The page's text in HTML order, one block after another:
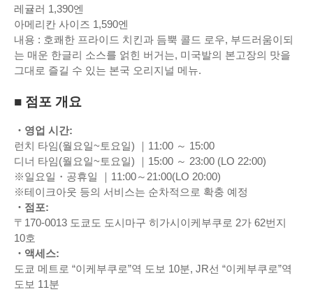
레귤러 1,390엔
아메리칸 사이즈 1,590엔
내용 : 호쾌한 프라이드 치킨과 듬뿍 콜드 로우, 부드러움이되
는 매운 한글리 소스를 얽힌 버거는, 미국발의 본고장의 맛을
그대로 즐길 수 있는 본국 오리지널 메뉴.
■ 점포 개요
・영업 시간:
런치 타임(월요일~토요일) ｜11:00 ～ 15:00
디너 타임(월요일~토요일) ｜15:00 ～ 23:00 (LO 22:00)
※일요일・공휴일 ｜11:00～21:00(LO 20:00)
※테이크아웃 등의 서비스는 순차적으로 확충 예정
・점포:
〒170-0013 도쿄도 도시마구 히가시이케부쿠로 2가 62번지
10호
・액세스:
도쿄 메트로 “이케부쿠로”역 도보 10분, JR선 “이케부쿠로”역
도보 11분